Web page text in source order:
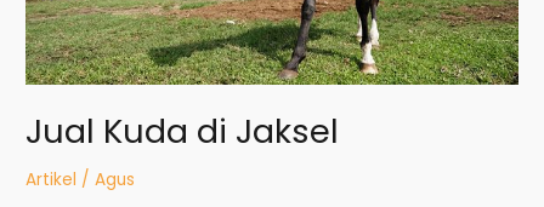
Jual Kuda di Jaksel
Artikel /Agus